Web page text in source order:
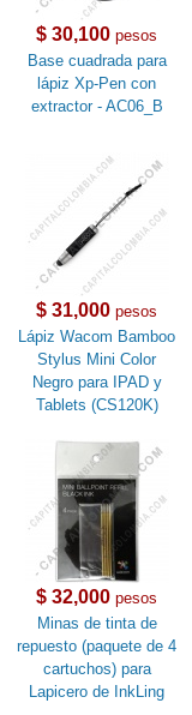
$ 30,100 pesos
Base cuadrada para
lápiz Xp-Pen con
extractor - AC06_B
$ 31,000 pesos
Lápiz Wacom Bamboo
Stylus Mini Color
Negro para IPAD y
Tablets (CS120K)
$ 32,000 pesos
Minas de tinta de
repuesto (paquete de 4
cartuchos) para
Lapicero de InkLing